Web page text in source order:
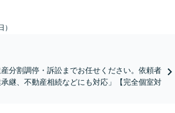
分割調停・訴訟までお任せください。依頼者
継、不動産相続などにも対応」【完全個室対